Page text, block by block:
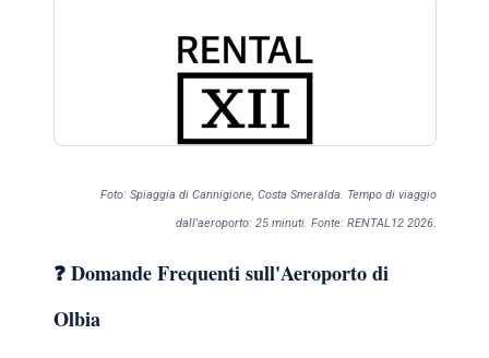
Foto: Spiaggia di Cannigione, Costa Smeralda. Tempo di viaggio
dall'aeroporto: 25 minuti. Fonte: RENTAL12 2026.
❓ Domande Frequenti sull'Aeroporto di
Olbia